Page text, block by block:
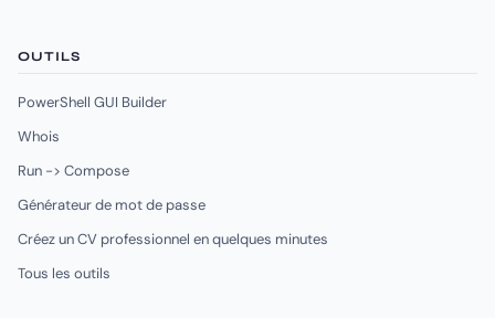
OUTILS
PowerShell GUI Builder
Whois
Run -> Compose
Générateur de mot de passe
Créez un CV professionnel en quelques minutes
Tous les outils